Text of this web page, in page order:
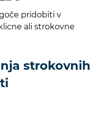
pridobiti v
ali strokovne
strokovnih